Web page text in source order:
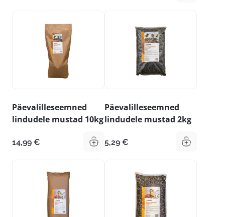
Päevalilleseemned
lindudele mustad 10kg
14,99 €
Päevalilleseemned
lindudele mustad 2kg
5,29 €